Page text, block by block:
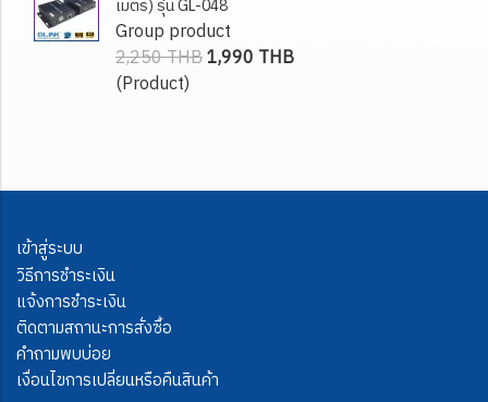
เมตร) รุ่น GL-048
Group product
2,250 THB1,990 THB
(Product)
เข้าสู่ระบบ
วิธีการชำระเงิน
แจ้งการชำระเงิน
ติดตามสถานะการสั่งซื้อ
คำถามพบบ่อย
เงื่อนไขการเปลี่ยนหรือคืนสินค้า